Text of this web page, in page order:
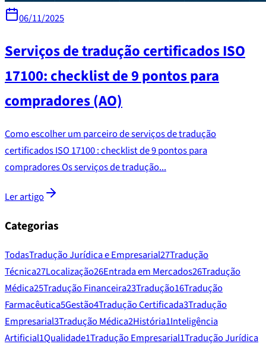
06/11/2025
Serviços de tradução certificados ISO
17100: checklist de 9 pontos para
compradores (AO)
Como escolher um parceiro de serviços de tradução
certificados ISO 17100 : checklist de 9 pontos para
compradores Os serviços de tradução...
Ler artigo
Categorias
TodasTradução Jurídica e Empresarial27Tradução
Técnica27Localização26Entrada em Mercados26Tradução
Médica25Tradução Financeira23Tradução16Tradução
Farmacêutica5Gestão4Tradução Certificada3Tradução
Empresarial3Tradução Médica2História1Inteligência
Artificial1Qualidade1Tradução Empresarial1Tradução Jurídica